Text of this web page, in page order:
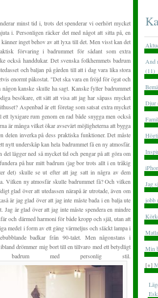
minst tid i, trots det spenderar vi oerhört mycket
i. Personligen räcker det med något att sitta på, en
inget behov av att lyxa till det. Men visst kan det
förvaring i badrummet för sådant som extra
också handdukar. Det svenska folkhemmets badrum
och baljan på gården till att i dag vara lika stora
enormt påkostat. "Det ska vara en fröjd för ögat och
kanske skulle ha sagt. Kanske fyller badrummet
besökare, ett sätt att visa att jag har såpass mycket
Aspenbad är ett företag som satsat extra mycket
lyxigare rum genom en rad både snygga men också
är många vilket ökar avsevärt möjligheterna att bygga
delen inverka på dess praktiska funktioner. Det måste
nytt underskåp kan hela badrummet få en ny atmosfär.
del lägger ned så mycket tid och pengar på att göra om
på hur mitt badrum (jag bor trots allt i en tråkig
det) skulle se ut efter att jag satt in några av dem
Vilken ny atmosfär skulle badrummet få? Och vilken
glad över att utedassen närapå är utrotade, även om
är jag glad över att jag inte måste bada i en balja ute
Jag är glad över att jag inte måste spendera en mindre
och därmed harmoni för både kropp och själ, utan att
medel i form av ett gäng värmeljus och släckt lampa i
badkar från 90-talet. Men någonstans i
drömmer mig bort till en tillvaro med ett betydligt
badrum med personlig stil.
And
(11)
Djur
Jag
jobb
Min
[+]